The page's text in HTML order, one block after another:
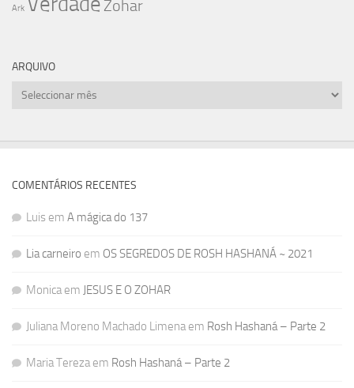
Ark Zohar
ARQUIVO
Arquivo
COMENTÁRIOS RECENTES
Luis em A mágica do 137
Lia carneiro em OS SEGREDOS DE ROSH HASHANÁ ~ 2021
Monicaem JESUS E O ZOHAR
Juliana Moreno Machado Limenaem Rosh Hashaná – Parte 2
Maria Terezaem Rosh Hashaná – Parte 2